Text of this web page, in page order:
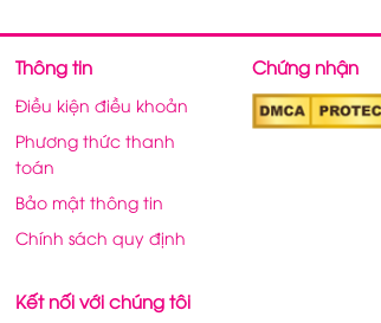
Thông tin
Điều kiện điều khoản
Phương thức thanh
toán
Bảo mật thông tin
Chính sách quy định
Chứng nhận
Kết nối với chúng tôi